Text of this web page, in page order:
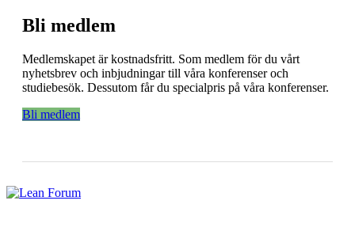
Bli medlem
Medlemskapet är kostnadsfritt. Som medlem för du vårt
nyhetsbrev och inbjudningar till våra konferenser och
studiebesök. Dessutom får du specialpris på våra konferenser.
Bli medlem